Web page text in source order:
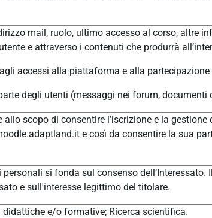
mail, ruolo, ultimo accesso al corso, altre
e attraverso i contenuti che produrrà
accessi alla piattaforma e alla
degli utenti (messaggi nei forum, documenti
scopo di consentire l’iscrizione e la gestione
e così da consentire la sua
si fonda sul consenso
e sull'interesse legittimo del titolare.
e/o formative; Ricerca scientifica.